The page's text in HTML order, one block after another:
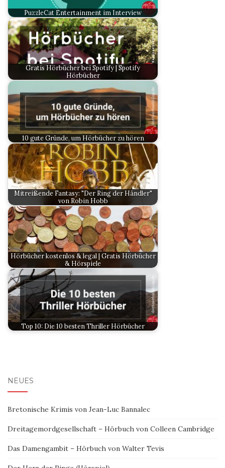
PuzzleCat Entertainment im Interview
Gratis Hörbücher bei Spotify | Spotify
Hörbücher
10 gute Gründe, um Hörbücher zu hören
Mitreißende Fantasy: "Der Ring der Händler"
von Robin Hobb
Hörbücher kostenlos & legal | Gratis Hörbücher
& Hörspiele
Top 10: Die 10 besten Thriller Hörbücher
NEUES
Bretonische Krimis von Jean-Luc Bannalec
Dreitagemordgesellschaft – Hörbuch von Colleen Cambridge
Das Damengambit – Hörbuch von Walter Tevis